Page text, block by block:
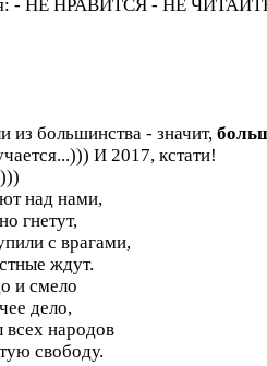
- НЕ НРАВИТСЯ - НЕ
из большинства - значит,
И 2017, кстати!
над нами,
гнетут,
с врагами,
ждут.
и смело
дело,
всех народов
свободу.